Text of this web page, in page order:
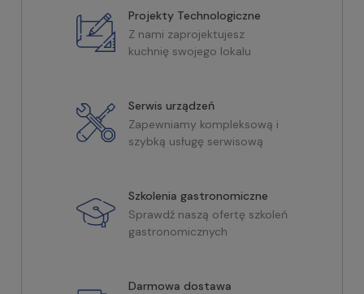
Projekty Technologiczne
Z nami zaprojektujesz
kuchnię swojego lokalu
Serwis urządzeń
Zapewniamy kompleksową i
szybką usługę serwisową
Szkolenia gastronomiczne
Sprawdź naszą ofertę szkoleń
gastronomicznych
Darmowa dostawa